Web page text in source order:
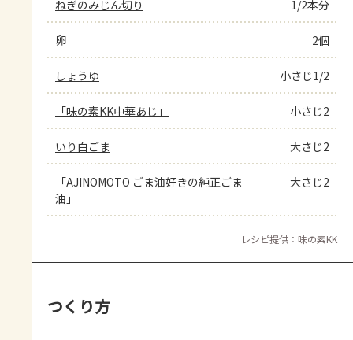
ねぎのみじん切り 1/2本分
卵 2個
しょうゆ 小さじ1/2
「味の素KK中華あじ」 小さじ2
いり白ごま 大さじ2
「AJINOMOTO ごま油好きの純正ごま
油」
大さじ2
レシピ提供：味の素KK
つくり方